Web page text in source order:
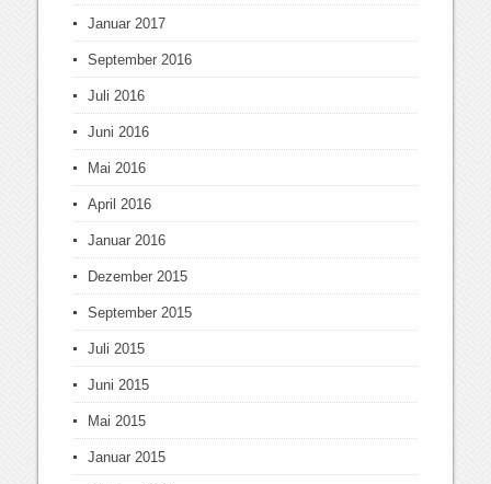
Januar 2017
September 2016
Juli 2016
Juni 2016
Mai 2016
April 2016
Januar 2016
Dezember 2015
September 2015
Juli 2015
Juni 2015
Mai 2015
Januar 2015